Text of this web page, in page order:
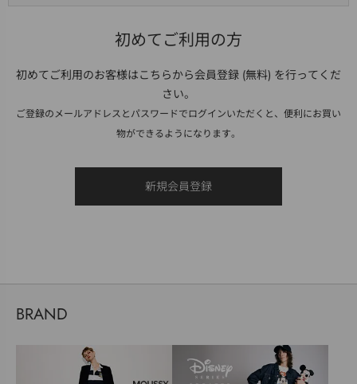
初めてご利用の方
初めてご利用のお客様はこちらから会員登録 (無料) を行ってくだ
さい。
ご登録のメールアドレスとパスワードでログインいただくと、便利にお買い
物ができるようになります。
BRAND